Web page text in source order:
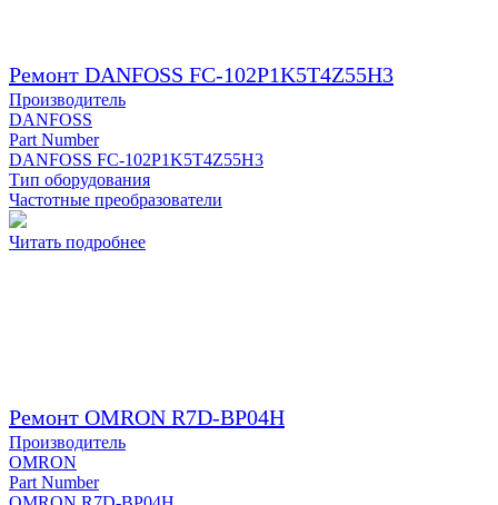
Ремонт DANFOSS FC-102P1K5T4Z55H3
Производитель
DANFOSS
Part Number
DANFOSS FC-102P1K5T4Z55H3
Тип оборудования
Частотные преобразователи
Читать подробнее
Ремонт OMRON R7D-BP04H
Производитель
OMRON
Part Number